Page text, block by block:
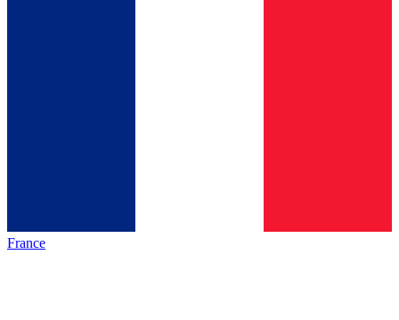
France